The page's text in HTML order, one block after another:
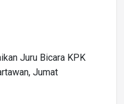
Juru Bicara KPK
Jumat